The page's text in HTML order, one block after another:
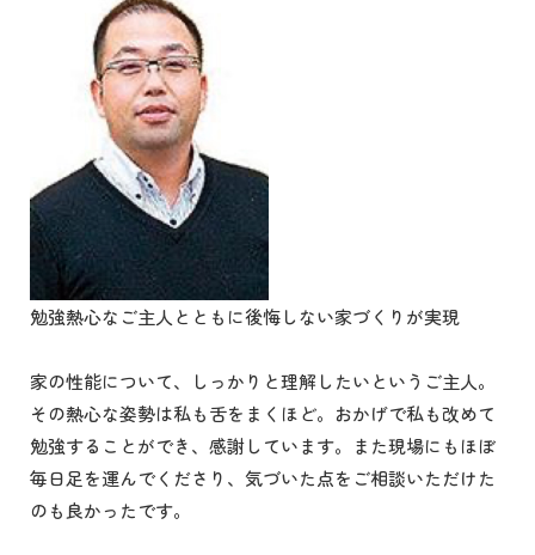
勉強熱心なご主人とともに後悔しない家づくりが実現
家の性能について、しっかりと理解したいというご主人。
その熱心な姿勢は私も舌をまくほど。おかげで私も改めて
勉強することができ、感謝しています。また現場にもほぼ
毎日足を運んでくださり、気づいた点をご相談いただけた
のも良かったです。